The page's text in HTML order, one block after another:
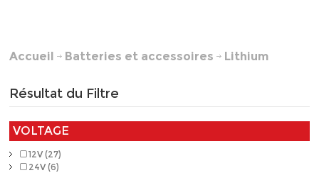
Accueil Batteries et accessoires Lithium
Résultat du Filtre
VOLTAGE
12V (27)
24V (6)